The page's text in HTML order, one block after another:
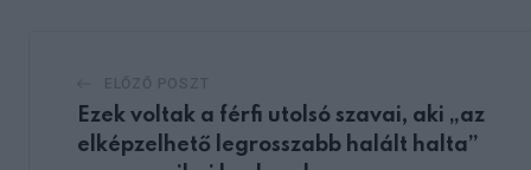
Ezek voltak a férfi utolsó szavai, aki „az
elképzelhető legrosszabb halált halta”